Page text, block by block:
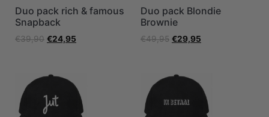
Duo pack rich & famous
Snapback
€39,90 €24,95
Duo pack Blondie
Brownie
€49,95 €29,95